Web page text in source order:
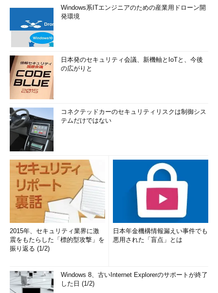
Windows系ITエンジニアのための産業用ドローン開
発環境
日本発のセキュリティ会議、新機軸とIoTと、今後
の広がりと
コネクテッドカーのセキュリティリスクは制御シス
テムだけではない
2015年、セキュリティ業界に激
震をもたらした「標的型攻撃」を
振り返る (1/2)
日本年金機構情報漏えい事件でも
悪用された「盲点」とは
Windows 8、古いInternet Explorerのサポートが終了
した日 (1/2)